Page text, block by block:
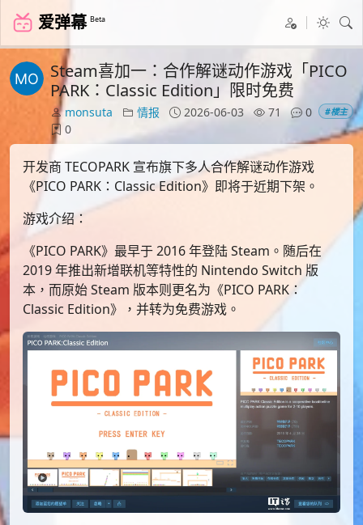
爱弹幕 Beta
Steam喜加一：合作解谜动作游戏「PICO
PARK：Classic Edition」限时免费
monsuta 情报 2026-06-03 71
0
0
#楼主
开发商 TECOPARK 宣布旗下多人合作解谜动作游戏
《PICO PARK：Classic Edition》即将于近期下架。
游戏介绍：
《PICO PARK》最早于 2016 年登陆 Steam。随后在
2019 年推出新增联机等特性的 Nintendo Switch 版
本，而原始 Steam 版本则更名为《PICO PARK：
Classic Edition》，并转为免费游戏。